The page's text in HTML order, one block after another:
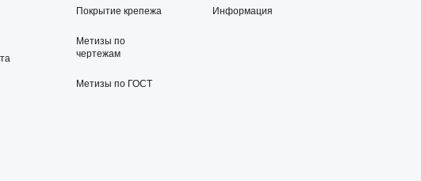
Покрытие крепежа
Метизы по
чертежам
Метизы по ГОСТ
Информация